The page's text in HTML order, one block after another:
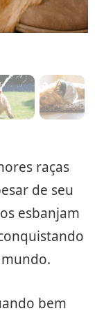
raças
de seu
esbanjam
bem